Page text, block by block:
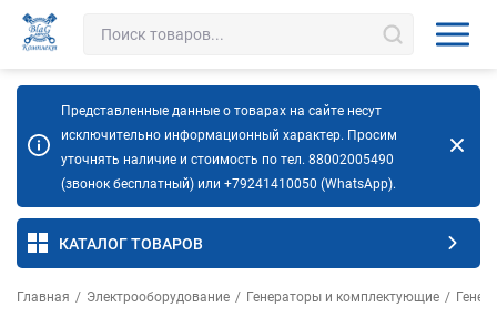
Представленные данные о товарах на сайте несут
исключительно информационный характер. Просим
уточнять наличие и стоимость по тел. 88002005490
(звонок бесплатный) или +79241410050 (WhatsApp).
КАТАЛОГ ТОВАРОВ
Главная / Электрооборудование / Генераторы и комплектующие /